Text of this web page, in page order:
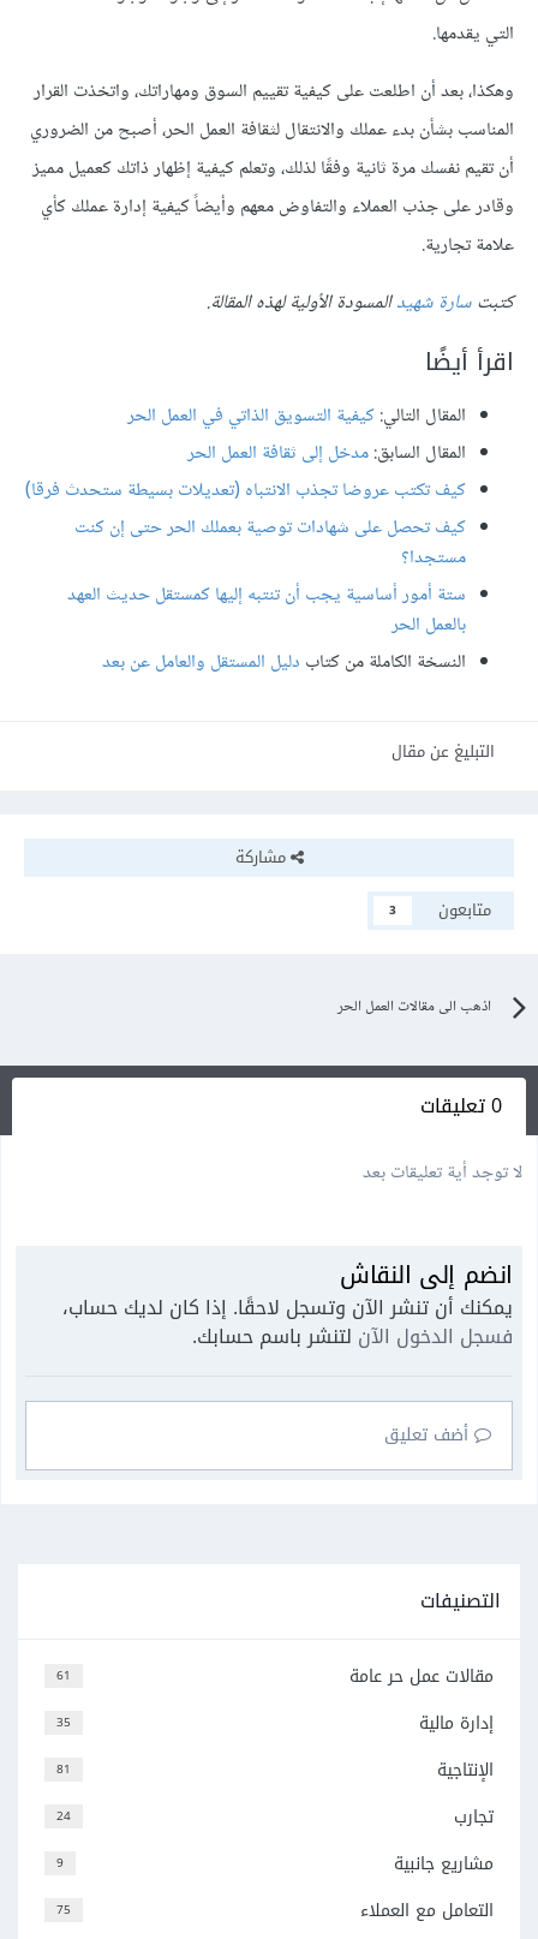
التي يقدمها.
وهكذا، بعد أن اطلعت على كيفية تقييم السوق ومهاراتك، واتخذت القرار
المناسب بشأن بدء عملك والانتقال لثقافة العمل الحر، أصبح من الضروري
أن تقيم نفسك مرة ثانية وفقًا لذلك، وتعلم كيفية إظهار ذاتك كعميل مميز
وقادر على جذب العملاء والتفاوض معهم وأيضاً كيفية إدارة عملك كأي
علامة تجارية.
كتبتسارة شهيدالمسودة الأولية لهذه المقالة.
اقرأ أيضًا
المقال التالي:كيفية التسويق الذاتي في العمل الحر
المقال السابق:مدخل إلى ثقافة العمل الحر
كيف تكتب عروضا تجذب الانتباه (تعديلات بسيطة ستحدث فرقا)
كيف تحصل على شهادات توصية بعملك الحر حتى إن كنت
مستجدا؟
ستة أمور أساسية يجب أن تنتبه إليها كمستقل حديث العهد
بالعمل الحر
النسخة الكاملة من كتاب دليل المستقل والعامل عن بعد
التبليغ عن مقال
مشاركة
متابعون
3
اذهب الى مقالات العمل الحر
0 تعليقات
لا توجد أية تعليقات بعد
انضم إلى النقاش
يمكنك أن تنشر الآن وتسجل لاحقًا. إذا كان لديك حساب،
فسجل الدخول الآن لتنشر باسم حسابك.
أضف تعليق
التصنيفات
61 مقالات عمل حر عامة
35 إدارة مالية
81 الإنتاجية
24 تجارب
9 مشاريع جانبية
75 التعامل مع العملاء